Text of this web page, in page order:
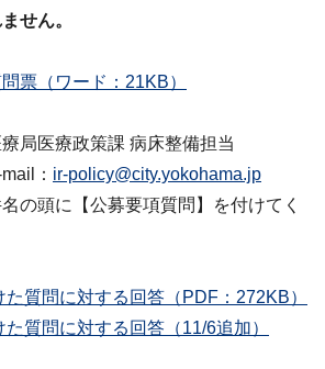
せん。
票（ワード：21KB）
局医療政策課 病床整備担当
ir-policy@city.yokohama.jp
募要項質問】を付けてく
た質問に対する回答（PDF：272KB）
た質問に対する回答（11/6追加）